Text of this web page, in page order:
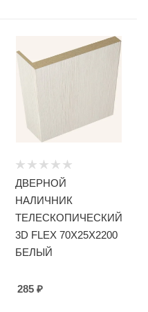
ДВЕРНОЙ
НАЛИЧНИК
ТЕЛЕСКОПИЧЕСКИЙ
3D FLEX 70Х25Х2200
БЕЛЫЙ
285 ₽